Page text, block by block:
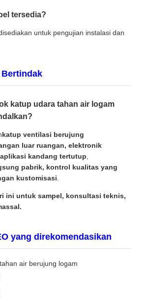
tersedia?
untuk pengujian instalasi dan
katup udara tahan air logam
katup ventilasi berujung
luar ruangan, elektronik
kandang tertutup
pabrik, kontrol kualitas yang
kustomisasi
ini untuk sampel, konsultasi teknis,
yang direkomendasikan
air berujung logam